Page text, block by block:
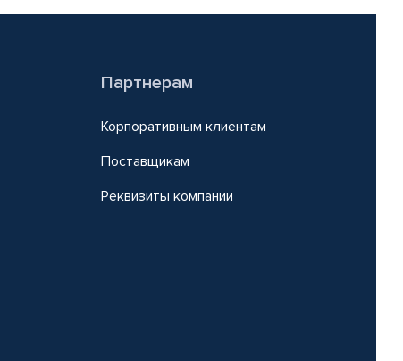
Партнерам
Корпоративным клиентам
Поставщикам
Реквизиты компании